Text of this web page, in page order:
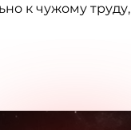
к чужому труду,